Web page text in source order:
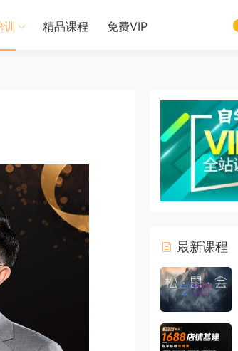
精品课程 免费VIP
最新课程